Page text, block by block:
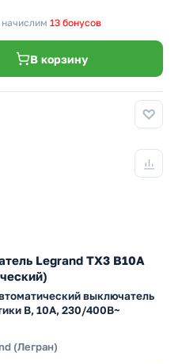
13 бонусов
В корзину
Legrand TX3 B10A
выключатель
B, 10А, 230/400В~
(Легран)